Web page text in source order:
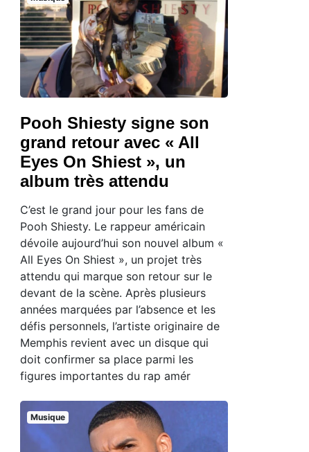
Pooh Shiesty signe son
grand retour avec « All
Eyes On Shiest », un
album très attendu
C’est le grand jour pour les fans de
Pooh Shiesty. Le rappeur américain
dévoile aujourd’hui son nouvel album «
All Eyes On Shiest », un projet très
attendu qui marque son retour sur le
devant de la scène. Après plusieurs
années marquées par l’absence et les
défis personnels, l’artiste originaire de
Memphis revient avec un disque qui
doit confirmer sa place parmi les
figures importantes du rap amér
Musique